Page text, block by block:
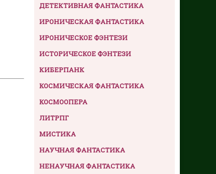
ДЕТЕКТИВНАЯ ФАНТАСТИКА
ИРОНИЧЕСКАЯ ФАНТАСТИКА
ИРОНИЧЕСКОЕ ФЭНТЕЗИ
ИСТОРИЧЕСКОЕ ФЭНТЕЗИ
КИБЕРПАНК
КОСМИЧЕСКАЯ ФАНТАСТИКА
КОСМООПЕРА
ЛИТРПГ
МИСТИКА
НАУЧНАЯ ФАНТАСТИКА
НЕНАУЧНАЯ ФАНТАСТИКА